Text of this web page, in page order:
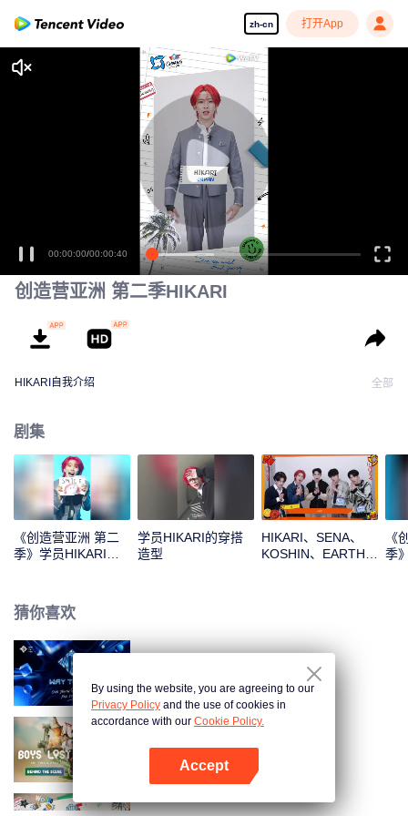
zh-cn 打开App
00:00:00/00:00:40
创造营亚洲 第二季HIKARI
HIKARI自我介绍 全部
剧集
《创造营亚洲 第二
季》学员HIKARI的
学员HIKARI的穿搭
造型
HIKARI、SENA、
KOSHIN、EARTH、
《
季
猜你喜欢
迷失他泰少年·幕后花絮
By using the website, you are agreeing to our
Privacy Policy and the use of cookies in
accordance with our Cookie Policy.
Accept